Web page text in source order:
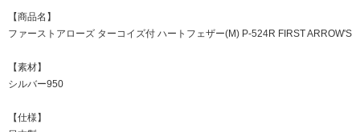
【商品名】
ファーストアローズ ターコイズ付 ハートフェザー(M) P-524R FIRST ARROW'S
【素材】
シルバー950
【仕様】